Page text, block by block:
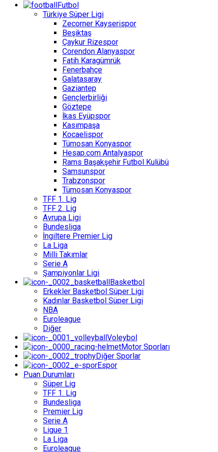
Futbol
Türkiye Süper Ligi
Zecorner Kayserispor
Beşiktaş
Çaykur Rizespor
Corendon Alanyaspor
Fatih Karagümrük
Fenerbahçe
Galatasaray
Gaziantep
Gençlerbirliği
Göztepe
İkas Eyüpspor
Kasımpaşa
Kocaelispor
Tümosan Konyaspor
Hesap.com Antalyaspor
Rams Başakşehir Futbol Kulübü
Samsunspor
Trabzonspor
Tümosan Konyaspor
TFF 1. Lig
TFF 2. Lig
Avrupa Ligi
Bundesliga
İngiltere Premier Lig
La Liga
Milli Takımlar
Serie A
Şampiyonlar Ligi
Basketbol
Erkekler Basketbol Süper Ligi
Kadınlar Basketbol Süper Ligi
NBA
Euroleague
Diğer
Voleybol
Motor Sporları
Diğer Sporlar
Espor
Puan Durumları
Süper Lig
TFF 1. Lig
Bundesliga
Premier Lig
Serie A
Ligue 1
La Liga
Euroleague